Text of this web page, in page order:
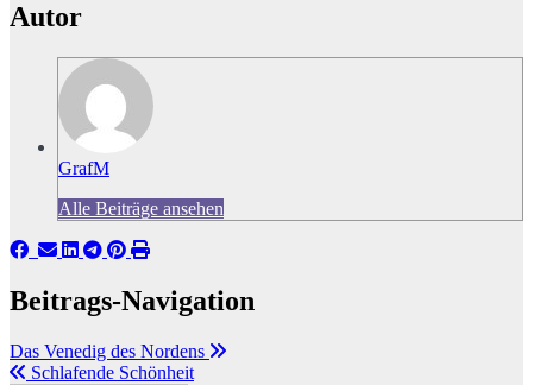
Autor
GrafM
Alle Beiträge ansehen
Beitrags-Navigation
Das Venedig des Nordens
Schlafende Schönheit